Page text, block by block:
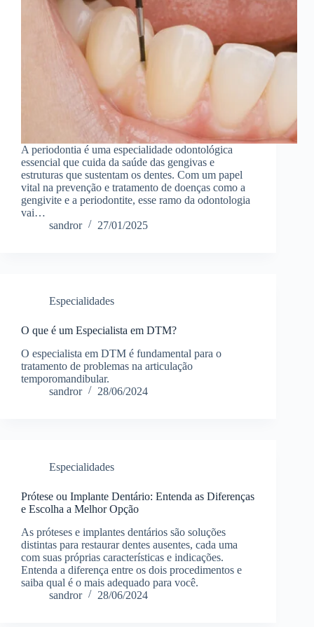
A periodontia é uma especialidade odontológica
essencial que cuida da saúde das gengivas e
estruturas que sustentam os dentes. Com um papel
vital na prevenção e tratamento de doenças como a
gengivite e a periodontite, esse ramo da odontologia
vai…
sandror
27/01/2025
Especialidades
O que é um Especialista em DTM?
O especialista em DTM é fundamental para o
tratamento de problemas na articulação
temporomandibular.
sandror
28/06/2024
Especialidades
Prótese ou Implante Dentário: Entenda as Diferenças
e Escolha a Melhor Opção
As próteses e implantes dentários são soluções
distintas para restaurar dentes ausentes, cada uma
com suas próprias características e indicações.
Entenda a diferença entre os dois procedimentos e
saiba qual é o mais adequado para você.
sandror
28/06/2024